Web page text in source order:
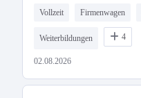
Vollzeit Firmenwagen
Weiterbildungen 4
02.08.2026